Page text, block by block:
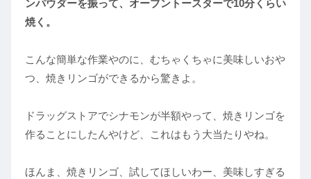
ンパウダーを振って、オーブントースターで10分くらい
焼く。
こんな簡単な作業やのに、むちゃくちゃに美味しいおや
つ、焼きリンゴができるから驚きよ。
ドラッグストアでシナモンが半額やって、焼きリンゴを
作ることにしたんやけど、これはもう大当たりやね。
ほんま、焼きリンゴ、試してほしいわー、美味しすぎる